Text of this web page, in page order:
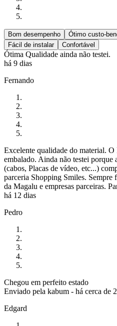
Bom desempenho Ótimo custo-
Fácil de instalar
Confortável
Ótima Qualidade ainda não testei.
há 9 dias
Fernando
Excelente qualidade do material.
embalado. Ainda não testei porque
(cabos, Placas de vídeo, etc...)
parceria Shopping Smiles. Sempre
da Magalu e empresas parceiras.
há 12 dias
Pedro
Chegou em perfeito estado
Enviado pela kabum - há cerca de
Edgard